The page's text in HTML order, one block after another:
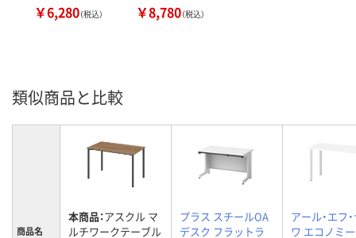
￥6,280（税込） ￥8,780（税込）
類似商品と比較
商品名
本商品：アスクル マ
ルチワークテーブル
プラス スチールOA
デスク フラットラ
アール・エフ
ワ エコノミ